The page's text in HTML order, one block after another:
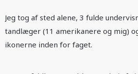
Jeg tog af sted alene, 3 fulde
tandlæger (11 amerikanere og mig)
ikonerne inden for faget.